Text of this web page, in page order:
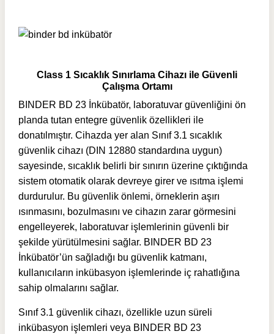
Class 1 Sıcaklık Sınırlama Cihazı ile Güvenli
Çalışma Ortamı
BINDER BD 23 İnkübatör, laboratuvar güvenliğini ön
planda tutan entegre güvenlik özellikleri ile
donatılmıştır. Cihazda yer alan Sınıf 3.1 sıcaklık
güvenlik cihazı (DIN 12880 standardına uygun)
sayesinde, sıcaklık belirli bir sınırın üzerine çıktığında
sistem otomatik olarak devreye girer ve ısıtma işlemi
durdurulur. Bu güvenlik önlemi, örneklerin aşırı
ısınmasını, bozulmasını ve cihazın zarar görmesini
engelleyerek, laboratuvar işlemlerinin güvenli bir
şekilde yürütülmesini sağlar. BINDER BD 23
İnkübatör’ün sağladığı bu güvenlik katmanı,
kullanıcıların inkübasyon işlemlerinde iç rahatlığına
sahip olmalarını sağlar.
Sınıf 3.1 güvenlik cihazı, özellikle uzun süreli
inkübasyon işlemleri veya BINDER BD 23